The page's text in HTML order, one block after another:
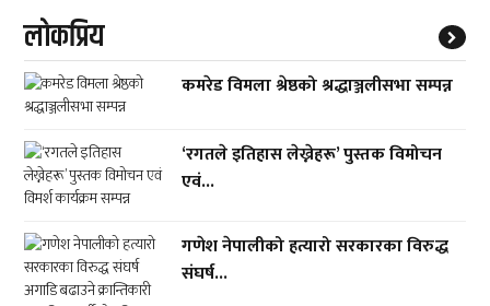
लाेकप्रिय
कमरेड विमला श्रेष्ठको श्रद्धाञ्जलीसभा सम्पन्न
‘रगतले इतिहास लेख्नेहरू’ पुस्तक विमोचन
एवं...
गणेश नेपालीको हत्यारो सरकारका विरुद्ध
संघर्ष...